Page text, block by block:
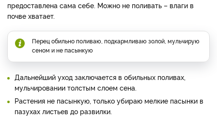
предоставлена сама себе. Можно не поливать – влаги в
почве хватает.
Перец обильно поливаю, подкармливаю золой, мульчирую
сеном и не пасынкую
Дальнейший уход заключается в обильных поливах,
мульчировании толстым слоем сена.
Растения не пасынкую, только убираю мелкие пасынки в
пазухах листьев до развилки.